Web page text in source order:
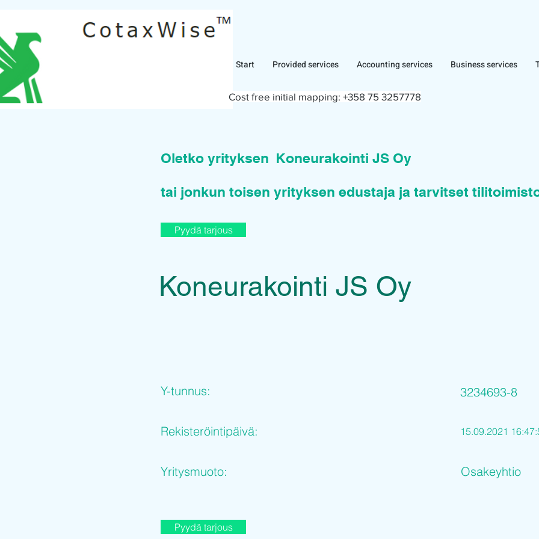
Start Provided services Accounting services Business services
Cost free initial mapping: +358 75 3257778
Oletko yrityksen Koneurakointi JS Oy
tai jonkun toisen yrityksen edustaja ja tarvitset
Pyydä tarjous
Koneurakointi JS Oy
Y-tunnus:
Rekisteröintipäivä:
Yritysmuoto:
3234693-8
15.09.2021
Osakeyhtio
Pyydä tarjous